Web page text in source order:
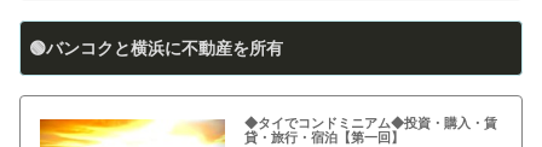
🟢バンコクと横浜に不動産を所有
◆タイでコンドミニアム◆投資・購入・賃
貸・旅行・宿泊【第一回】